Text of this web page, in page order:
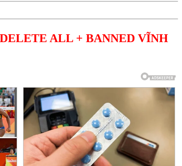
ALL + BANNED VĨNH